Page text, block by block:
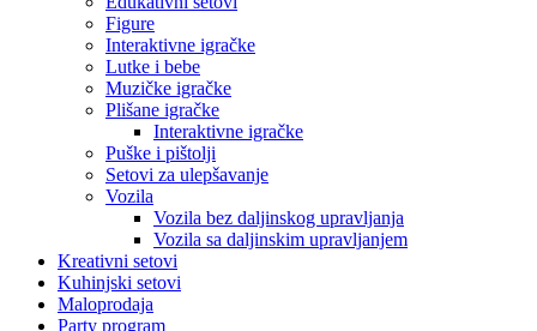
Figure
Interaktivne igračke
Lutke i bebe
Muzičke igračke
Plišane igračke
Interaktivne igračke
Puške i pištolji
Setovi za ulepšavanje
Vozila
Vozila bez daljinskog upravljanja
Vozila sa daljinskim upravljanjem
Kreativni setovi
Kuhinjski setovi
Maloprodaja
Party program